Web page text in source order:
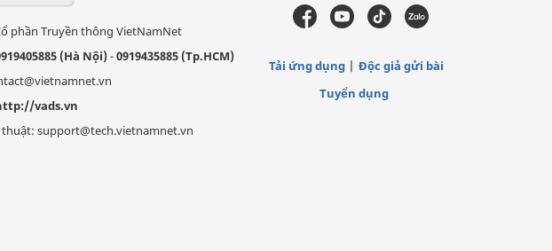
phần Truyền thông VietNamNet
(Hà Nội)-0919435885 (Tp.HCM)
vads.vn
support@tech.vietnamnet.vn
Tải ứng dụng
Độc giả gửi bài
Tuyển dụng